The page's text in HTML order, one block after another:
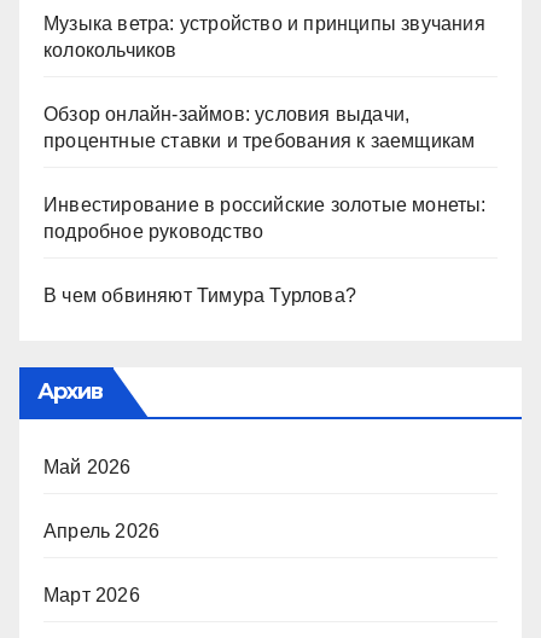
Музыка ветра: устройство и принципы звучания
колокольчиков
Обзор онлайн-займов: условия выдачи,
процентные ставки и требования к заемщикам
Инвестирование в российские золотые монеты:
подробное руководство
В чем обвиняют Тимура Турлова?
Архив
Май 2026
Апрель 2026
Март 2026